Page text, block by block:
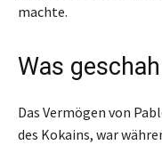
machte.
Was
Das Vermögen von
des Kokains, war